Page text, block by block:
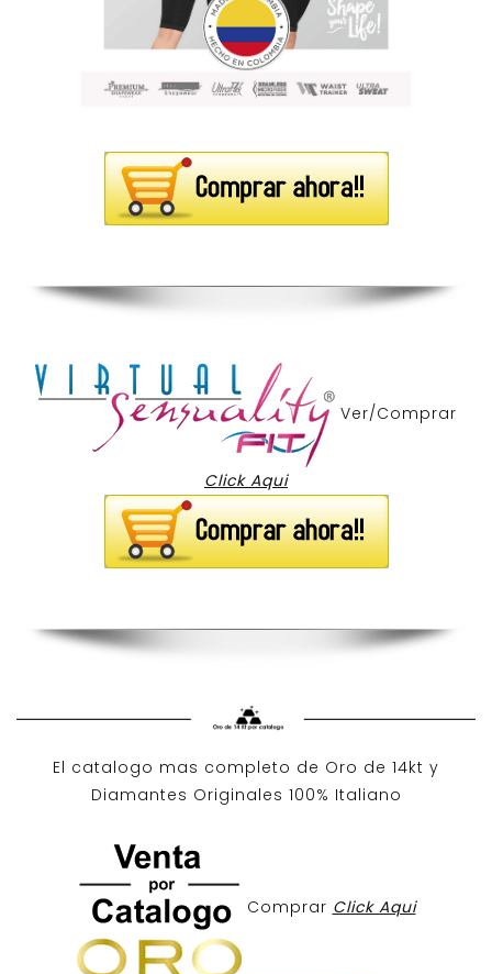
Ver/Comprar
Click Aqui
El catalogo mas completo de Oro de 14kt y
Diamantes Originales 100% Italiano
Comprar Click Aqui